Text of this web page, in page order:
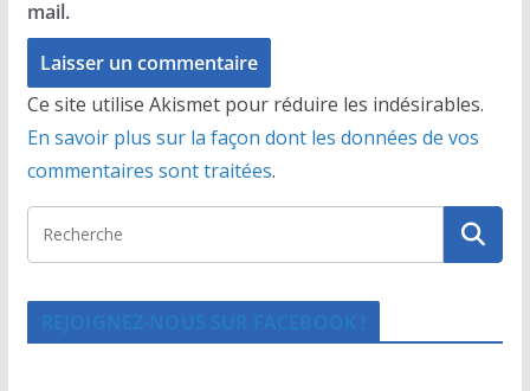
mail.
Ce site utilise Akismet pour réduire les indésirables.
En savoir plus sur la façon dont les données de vos
commentaires sont traitées.
REJOIGNEZ-NOUS SUR FACEBOOK !